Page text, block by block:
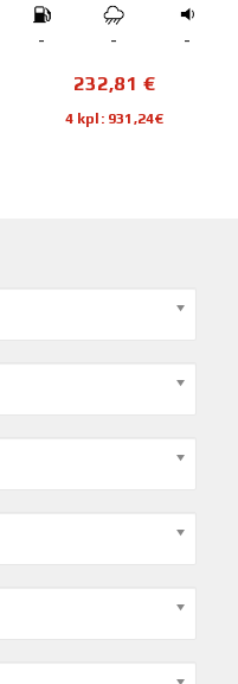
- - -
232,81€
4 kpl: 931,24€